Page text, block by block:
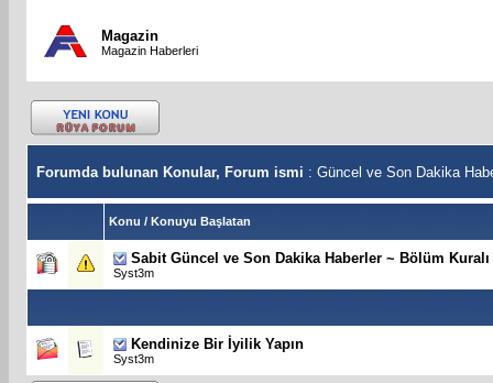
Magazin
Magazin Haberleri
Forumda bulunan Konular, Forum ismi : Güncel ve Son Dakika
Konu / Konuyu Başlatan
Sabit Güncel ve Son Dakika Haberler ~ Bölüm Kuralı
Syst3m
Kendinize Bir İyilik Yapın
Syst3m